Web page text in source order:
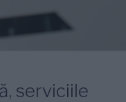
serviciile